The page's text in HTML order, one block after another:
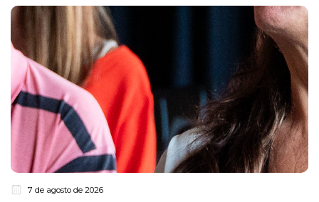
7 de agosto de 2026